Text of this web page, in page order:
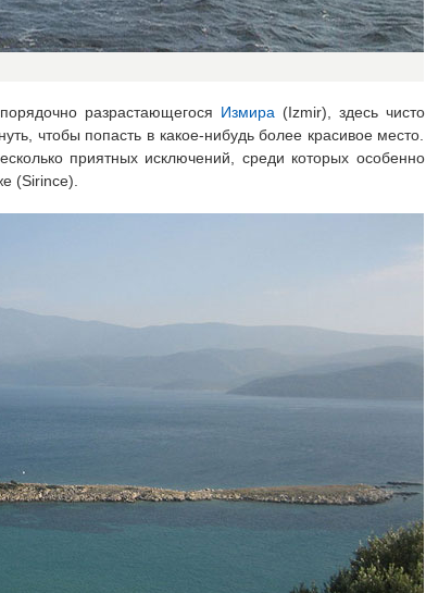
разрастающегося Измира (Izmir), здесь чисто
чтобы попасть в какое-нибудь более красивое место.
приятных исключений, среди которых особенно
(Sirince).